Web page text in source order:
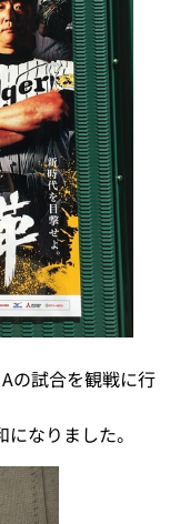
の試合を観戦に行
なりました。